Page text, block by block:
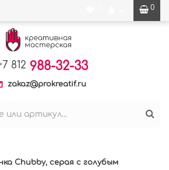
0
812 988-32-33
zakaz@prokreatif.ru
Chubby, серая с голубым